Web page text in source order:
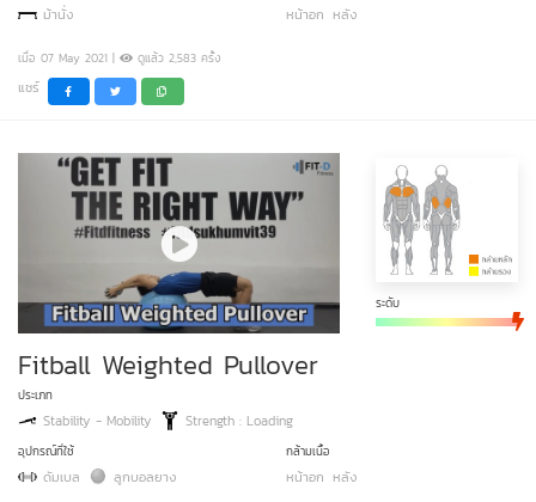
ม้านั่ง หน้าอก หลัง
เมื่อ 07 May 2021 | ดูแล้ว 2,583 ครั้ง
แชร์
ระดับ
Fitball Weighted Pullover
ประเภท
Stability - Mobility Strength : Loading
อุปกรณ์ที่ใช้
ดัมเบล ลูกบอลยาง
กล้ามเนื้อ
หน้าอก หลัง